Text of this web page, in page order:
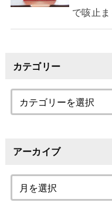
で咳止ま
カテゴリー
アーカイブ